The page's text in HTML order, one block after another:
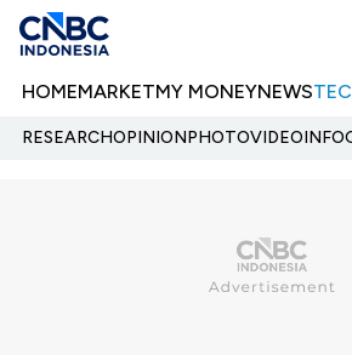
HOMEMARKETMY MONEYNEWS
RESEARCHOPINIONPHOTOVIDEO